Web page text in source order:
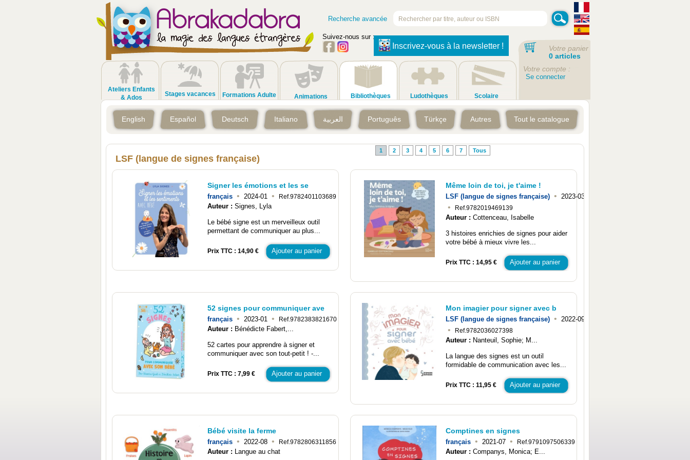
Recherche avancée
Suivez-nous sur :
Inscrivez-vous à la newsletter !
Ateliers Enfants
& Ados
Stages vacances Formations Adulte Animations Bibliothèques Ludothèques Scolaire
Votre panier
0 articles
Votre compte :
Se connecter
English Español Deutsch Italiano العربية Português Türkçe Autres Tout le catalogue
LSF (langue de signes française)
1 2 3 4 5 6 7 Tous
Signer les émotions et les se
français • 2024-01 • Ref.9782401103689
Auteur : Signes, Lyla
Le bébé signe est un merveilleux outil
permettant de communiquer au plus...
Prix TTC : 14,90 € Ajouter au panier
Même loin de toi, je t'aime !
LSF (langue de signes française) • 2023-03
• Ref.9782019469139
Auteur : Cottenceau, Isabelle
3 histoires enrichies de signes pour aider
votre bébé à mieux vivre les...
Prix TTC : 14,95 € Ajouter au panier
52 signes pour communiquer ave
français • 2023-01 • Ref.9782383821670
Auteur : Bénédicte Fabert,...
52 cartes pour apprendre à signer et
communiquer avec son tout-petit ! -...
Prix TTC : 7,99 € Ajouter au panier
Mon imagier pour signer avec b
LSF (langue de signes française) • 2022-09
• Ref.9782036027398
Auteur : Nanteuil, Sophie; M...
La langue des signes est un outil
formidable de communication avec les...
Prix TTC : 11,95 € Ajouter au panier
Bébé visite la ferme
français • 2022-08 • Ref.9782806311856
Auteur : Langue au chat
Comptines en signes
français • 2021-07 • Ref.9791097506339
Auteur : Companys, Monica; E...